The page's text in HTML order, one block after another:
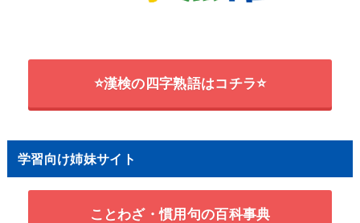
⭐漢検の四字熟語はコチラ⭐
学習向け姉妹サイト
ことわざ・慣用句の百科事典